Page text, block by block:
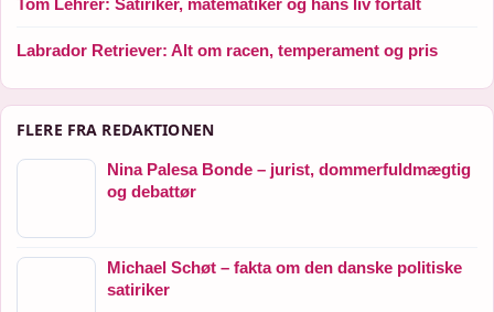
Tom Lehrer: Satiriker, matematiker og hans liv fortalt
Labrador Retriever: Alt om racen, temperament og pris
FLERE FRA REDAKTIONEN
Nina Palesa Bonde – jurist, dommerfuldmægtig
og debattør
Michael Schøt – fakta om den danske politiske
satiriker